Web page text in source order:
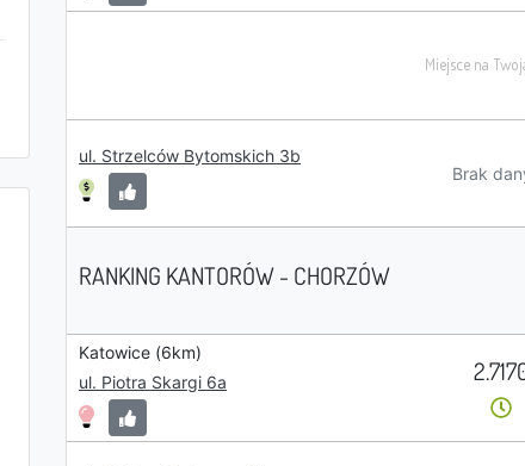
ul. Strzelców Bytomskich 3b
Brak
RANKING KANTORÓW - CHORZÓW
Katowice (6km)
ul. Piotra Skargi 6a